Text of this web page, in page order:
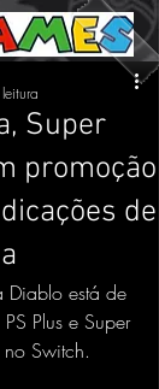
Super
promoção
de
Diablo está de
Plus e Super
Switch.